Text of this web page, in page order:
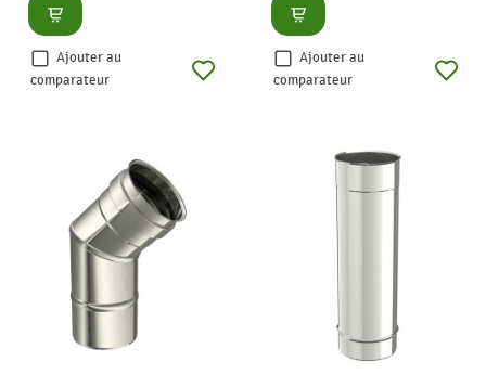
Consulter
Ajouter au
comparateur
Consulter
Ajouter au
comparateur